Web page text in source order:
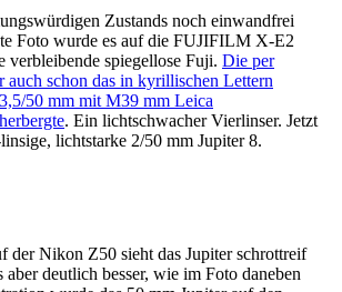
Zustands noch einwandfrei
Foto wurde es auf die FUJIFILM X-E2
verbleibende spiegellose Fuji. Die per
schon das in kyrillischen Lettern
50 mm mit M39 mm Leica
. Ein lichtschwacher Vierlinser. Jetzt
lichtstarke 2/50 mm Jupiter 8.
der Nikon Z50 sieht das Jupiter schrottreif
aber deutlich besser, wie im Foto daneben